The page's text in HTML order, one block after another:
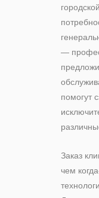
—
помогут
Заказ
чем